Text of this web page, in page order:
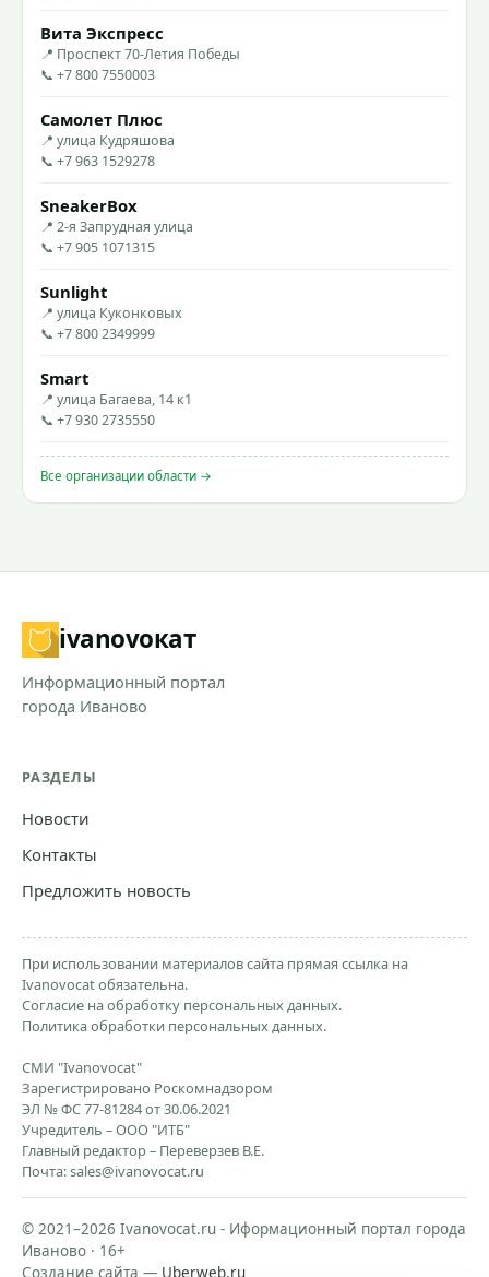
Вита Экспресс
📍 Проспект 70-Летия Победы
📞 +7 800 7550003
Самолет Плюс
📍 улица Кудряшова
📞 +7 963 1529278
SneakerBox
📍 2-я Запрудная улица
📞 +7 905 1071315
Sunlight
📍 улица Куконковых
📞 +7 800 2349999
Smart
📍 улица Багаева, 14 к1
📞 +7 930 2735550
Все организации области →
ivanovoкат
Информационный портал
города Иваново
РАЗДЕЛЫ
Новости
Контакты
Предложить новость
При использовании материалов сайта прямая ссылка на
Ivanovocat обязательна.
Согласие на обработку персональных данных.
Политика обработки персональных данных.
СМИ "Ivanovocat"
Зарегистрировано Роскомнадзором
ЭЛ № ФС 77-81284 от 30.06.2021
Учредитель – ООО "ИТБ"
Главный редактор – Переверзев В.Е.
Почта:sales@ivanovocat.ru
© 2021–2026 Ivanovocat.ru - Иформационный портал города
Иваново · 16+
Создание сайта — Uberweb.ru